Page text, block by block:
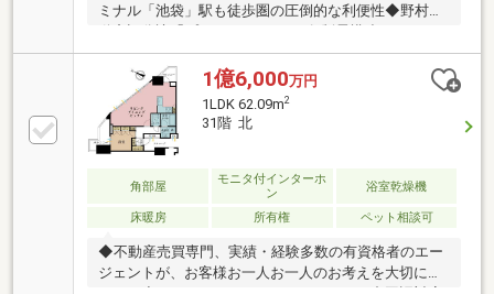
ミナル「池袋」駅も徒歩圏の圧倒的な利便性◆野村不
す、確かな安心と品格に満ちた暮らし◆「サンシャイ
ンシティ」へも地下通路にて直結、買い物利便充実◆
周辺には南池袋公園・イケ・サンパークなど大型公園
も充実し子育て環境としても良好◆メインエントラン
スホールは二層吹き抜けのゆとりある空間◆25階には
スカイラウンジ・ゲストルーム◆内廊下、各フロアゴ
ミ置き場はもちろん、各フロアに宅配ボックスも設置
あり便利です◆トリプルセキュリティ、玄関前カメラ
インターホン、玄関ドア含めたラクセスキー開錠
1億6,000万円
1LDK 62.09m2
31階 北
角部屋
モニタ付インターホ
ン
浴室乾燥機
床暖房 所有権 ペット相談可
◆不動産売買専門、実績・経験多数の有資格者のエー
ジェントが、お客様お一人お一人のお考えを大切にし